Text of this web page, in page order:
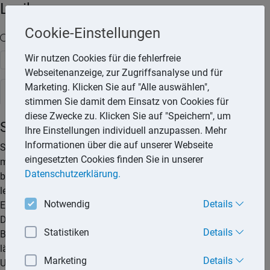
Lexika
Volltext-Suche in den Lexika
Suchen
Steuerlexikon
Steuervorauszahlungen
Steuern werden erst am Ende eines Veranlagungszeitraums –
meist ist dies das Kalenderjahr – festgesetzt. Jedoch sind
bereits vor der Steuerfestsetzung Vorauszahlungen zu
leisten. Die Höhe der Vorauszahlung richtet sich nach dem
Einkommen, dass bei der letzten Veranlagung erzielt wurde.
Die meisten Vorauszahlungen sind vierteljährlich zu leisten.
Bei der Umsatzsteuer kann sich auch ein kürzerer oder
längerer Zeitraum ergeben (vgl. Lexikon
Umsatzsteuer/Voranmeldung).
Cookie-Einstellungen
Wir nutzen Cookies für die fehlerfreie
Webseitenanzeige, zur Zugriffsanalyse und für
Marketing. Klicken Sie auf "Alle auswählen",
stimmen Sie damit dem Einsatz von Cookies für
diese Zwecke zu. Klicken Sie auf "Speichern", um
Ihre Einstellungen individuell anzupassen. Mehr
Informationen über die auf unserer Webseite
eingesetzten Cookies finden Sie in unserer
Datenschutzerklärung.
Notwendig Details
Statistiken Details
Marketing Details